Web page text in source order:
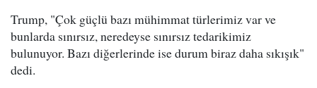
Trump, "Çok güçlü bazı mühimmat türlerimiz var ve
bunlarda sınırsız, neredeyse sınırsız tedarikimiz
bulunuyor. Bazı diğerlerinde ise durum biraz daha sıkışık"
dedi.